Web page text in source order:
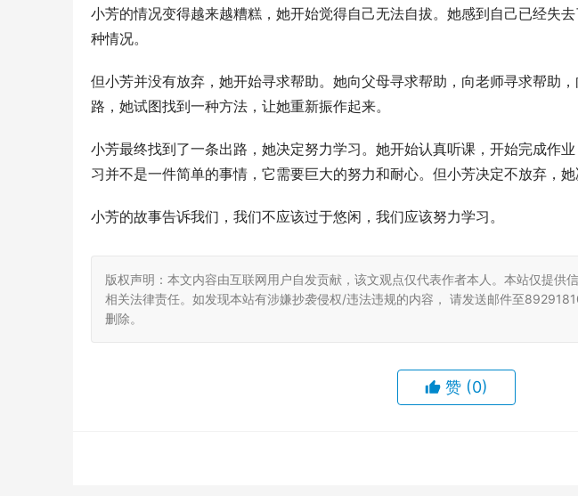
小芳的情况变得越来越糟糕，她开始觉得自己无法自拔。她感到自己已经失
种情况。
但小芳并没有放弃，她开始寻求帮助。她向父母寻求帮助，向老师寻求帮助
路，她试图找到一种方法，让她重新振作起来。
小芳最终找到了一条出路，她决定努力学习。她开始认真听课，开始完成作
习并不是一件简单的事情，它需要巨大的努力和耐心。但小芳决定不放弃，她
小芳的故事告诉我们，我们不应该过于悠闲，我们应该努力学习。
版权声明：本文内容由互联网用户自发贡献，该文观点仅代表作者本人。本站仅提供
相关法律责任。如发现本站有涉嫌抄袭侵权/违法违规的内容， 请发送邮件至
删除。
赞 (0)